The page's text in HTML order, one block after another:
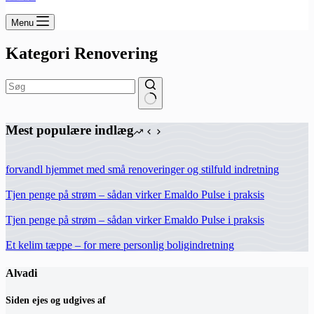
Menu
Kategori Renovering
resultater
Mest populære indlæg
forvandl hjemmet med små renoveringer og stilfuld indretning
Tjen penge på strøm – sådan virker Emaldo Pulse i praksis
Tjen penge på strøm – sådan virker Emaldo Pulse i praksis
Et kelim tæppe – for mere personlig boligindretning
Alvadi
Siden ejes og udgives af